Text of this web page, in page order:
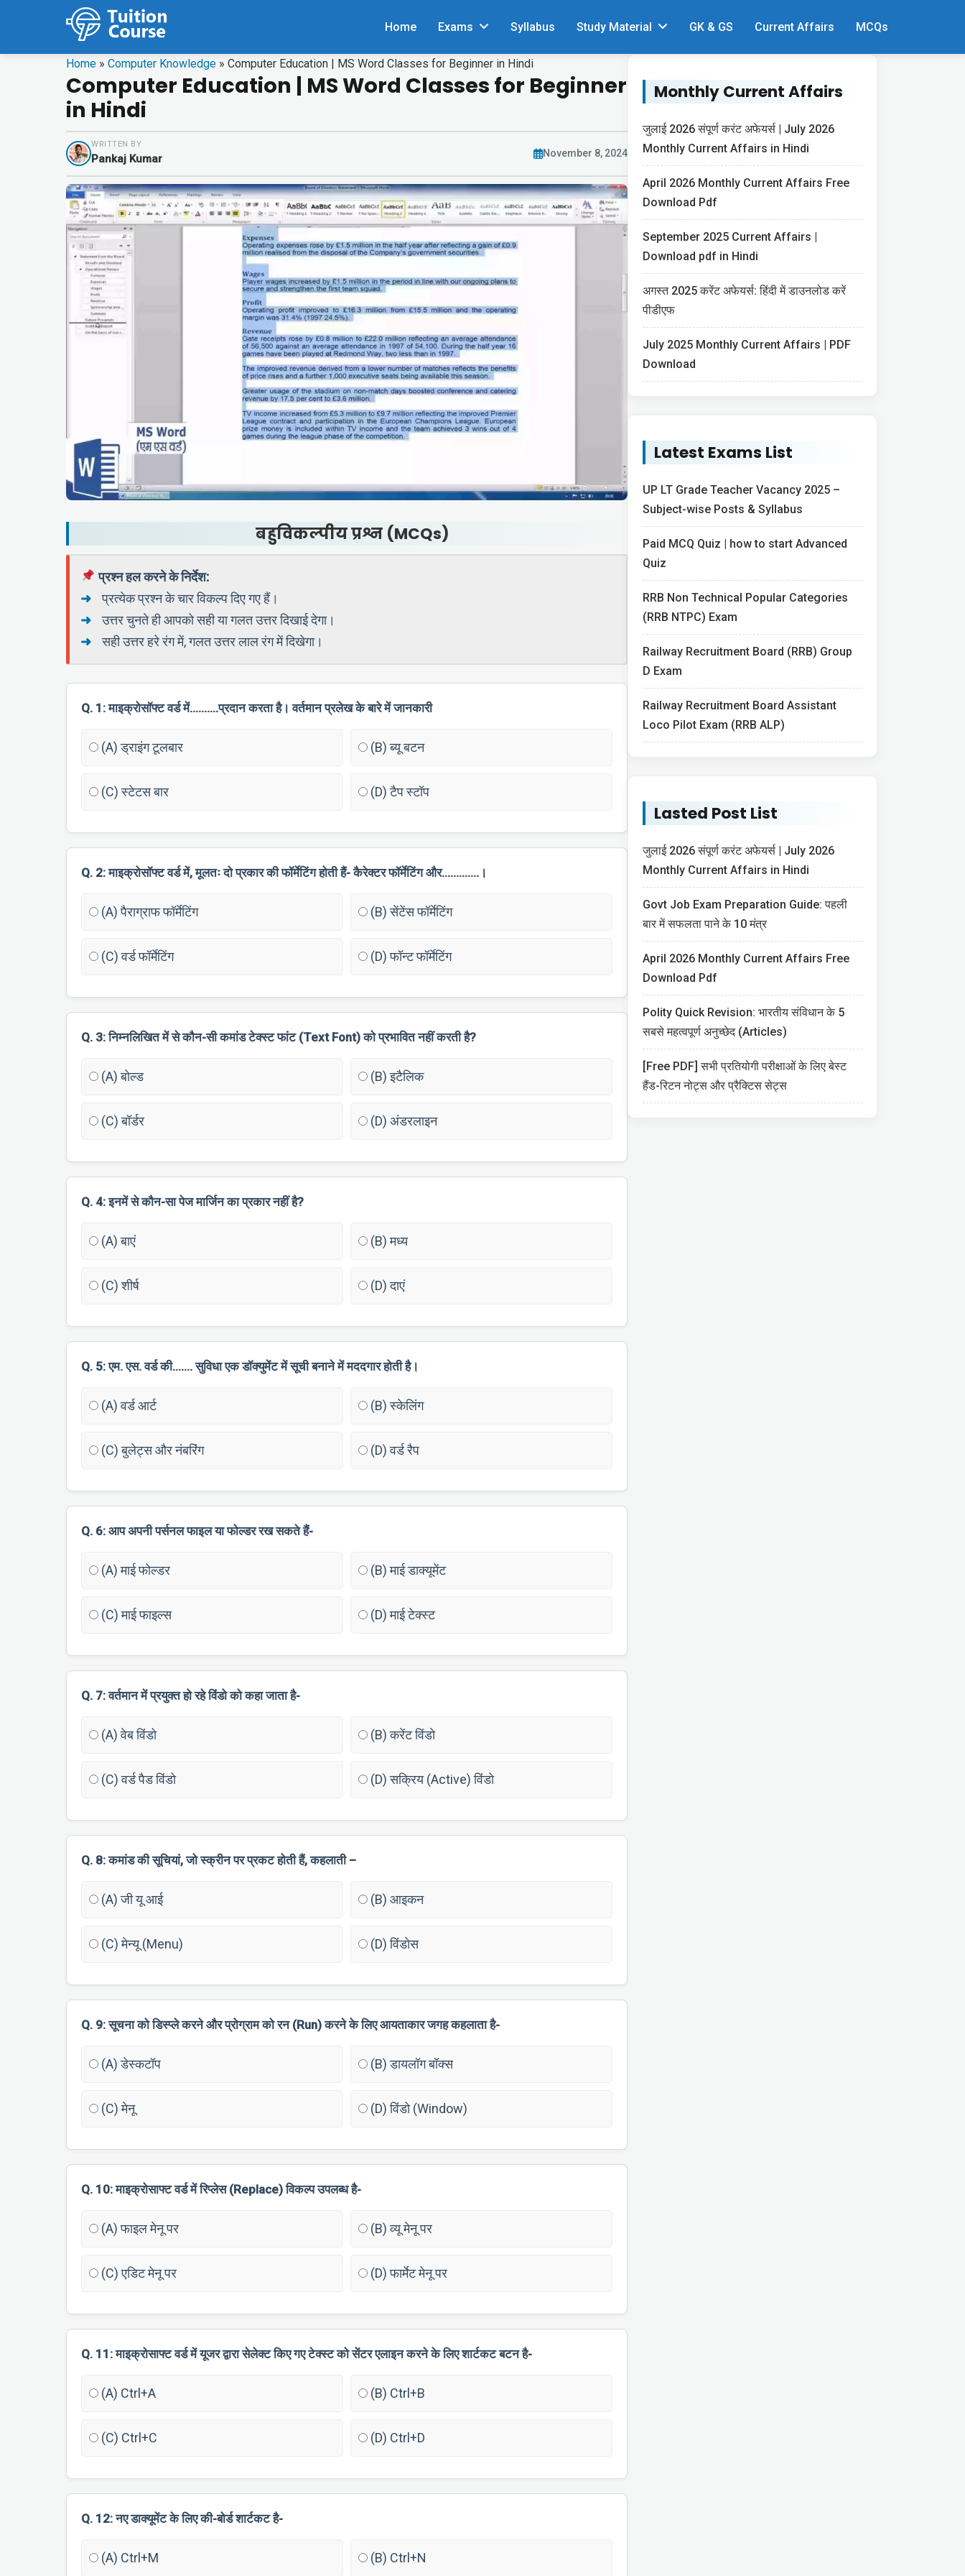
Home Exams Syllabus Study Material GK & GS Current Affairs MCQs
Home » Computer Knowledge » Computer Education | MS Word Classes for Beginner in Hindi
Computer Education | MS Word Classes for Beginner
in Hindi
WRITTEN BY
Pankaj Kumar November 8, 2024
बहुविकल्पीय प्रश्न (MCQs)
प्रश्न हल करने के निर्देश:
प्रत्येक प्रश्न के चार विकल्प दिए गए हैं।
उत्तर चुनते ही आपको सही या गलत उत्तर दिखाई देगा।
सही उत्तर हरे रंग में, गलत उत्तर लाल रंग में दिखेगा।
Q. 1: माइक्रोसॉफ्ट वर्ड में……….प्रदान करता है। वर्तमान प्रलेख के बारे में जानकारी
(A) ड्राइंग टूलबार (B) ब्यू बटन
(C) स्टेटस बार (D) टैप स्टॉप
Q. 2: माइक्रोसॉफ्ट वर्ड में, मूलतः दो प्रकार की फॉर्मेटिंग होती हैं- कैरेक्टर फॉर्मेटिंग और………….।
(A) पैराग्राफ फॉर्मेटिंग (B) सेंटेंस फॉर्मेटिंग
(C) वर्ड फॉर्मेटिंग (D) फॉन्ट फॉर्मेटिंग
Q. 3: निम्नलिखित में से कौन-सी कमांड टेक्स्ट फांट (Text Font) को प्रभावित नहीं करती है?
(A) बोल्ड (B) इटैलिक
(C) बॉर्डर (D) अंडरलाइन
Q. 4: इनमें से कौन-सा पेज मार्जिन का प्रकार नहीं है?
(A) बाएं (B) मध्य
(C) शीर्ष (D) दाएं
Q. 5: एम. एस. वर्ड की……. सुविधा एक डॉक्युमेंट में सूची बनाने में मददगार होती है।
(A) वर्ड आर्ट (B) स्केलिंग
(C) बुलेट्स और नंबरिंग (D) वर्ड रैप
Q. 6: आप अपनी पर्सनल फाइल या फोल्डर रख सकते हैं-
(A) माई फोल्डर (B) माई डाक्यूमेंट
(C) माई फाइल्स (D) माई टेक्स्ट
Q. 7: वर्तमान में प्रयुक्त हो रहे विंडो को कहा जाता है-
(A) वेब विंडो (B) करेंट विंडो
(C) वर्ड पैड विंडो (D) सक्रिय (Active) विंडो
Q. 8: कमांड की सूचियां, जो स्क्रीन पर प्रकट होती हैं, कहलाती –
(A) जी यू आई (B) आइकन
(C) मेन्यू (Menu) (D) विंडोस
Q. 9: सूचना को डिस्प्ले करने और प्रोग्राम को रन (Run) करने के लिए आयताकार जगह कहलाता है-
(A) डेस्कटॉप (B) डायलॉग बॉक्स
(C) मेनू (D) विंडो (Window)
Q. 10: माइक्रोसाफ्ट वर्ड में रिप्लेस (Replace) विकल्प उपलब्ध है-
(A) फाइल मेनू पर (B) व्यू मेनू पर
(C) एडिट मेनू पर (D) फार्मेट मेनू पर
Q. 11: माइक्रोसाफ्ट वर्ड में यूजर द्वारा सेलेक्ट किए गए टेक्स्ट को सेंटर एलाइन करने के लिए शार्टकट बटन है-
(A) Ctrl+A (B) Ctrl+B
(C) Ctrl+C (D) Ctrl+D
Q. 12: नए डाक्यूमेंट के लिए की-बोर्ड शार्टकट है-
(A) Ctrl+M (B) Ctrl+N
Monthly Current Affairs
जुलाई 2026 संपूर्ण करंट अफेयर्स | July 2026
Monthly Current Affairs in Hindi
April 2026 Monthly Current Affairs Free
Download Pdf
September 2025 Current Affairs |
Download pdf in Hindi
अगस्त 2025 करेंट अफेयर्स: हिंदी में डाउनलोड करें
पीडीएफ
July 2025 Monthly Current Affairs | PDF
Download
Latest Exams List
UP LT Grade Teacher Vacancy 2025 –
Subject-wise Posts & Syllabus
Paid MCQ Quiz | how to start Advanced
Quiz
RRB Non Technical Popular Categories
(RRB NTPC) Exam
Railway Recruitment Board (RRB) Group
D Exam
Railway Recruitment Board Assistant
Loco Pilot Exam (RRB ALP)
Lasted Post List
जुलाई 2026 संपूर्ण करंट अफेयर्स | July 2026
Monthly Current Affairs in Hindi
Govt Job Exam Preparation Guide: पहली
बार में सफलता पाने के 10 मंत्र
April 2026 Monthly Current Affairs Free
Download Pdf
Polity Quick Revision: भारतीय संविधान के 5
सबसे महत्वपूर्ण अनुच्छेद (Articles)
[Free PDF] सभी प्रतियोगी परीक्षाओं के लिए बेस्ट
हैंड-रिटन नोट्स और प्रैक्टिस सेट्स